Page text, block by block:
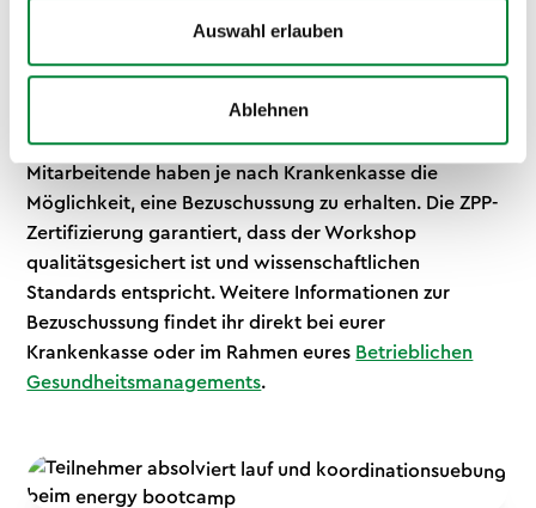
Auswahl erlauben
Ablehnen
zertifiziert (ZPP) und als Präventionskurs anerkannt.
Das bedeutet: Unternehmen können die Kosten als
BGM-Maßnahme steuerlich geltend machen.
Mitarbeitende haben je nach Krankenkasse die
Möglichkeit, eine Bezuschussung zu erhalten. Die ZPP-
Zertifizierung garantiert, dass der Workshop
qualitätsgesichert ist und wissenschaftlichen
Standards entspricht. Weitere Informationen zur
Bezuschussung findet ihr direkt bei eurer
Krankenkasse oder im Rahmen eures Betrieblichen
Gesundheitsmanagements.